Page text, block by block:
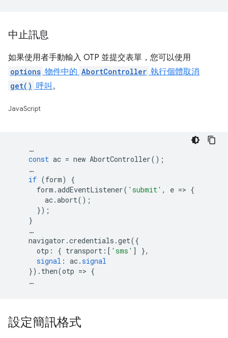
中止訊息
如果使用者手動輸入 OTP 並提交表單，您可以使用
options 物件中的 AbortController 執行個體取消
get() 呼叫 。
JavaScript
…
const ac = new AbortController();
…
if (form)
{
form .addEventListener( 'submit' , e => {
ac.abort();
});
}
…
navigator .credentials .get({
otp : { transport :[ 'sms' ]
},
signal : ac.signal
}) . then(otp => {
…
設定簡訊格式